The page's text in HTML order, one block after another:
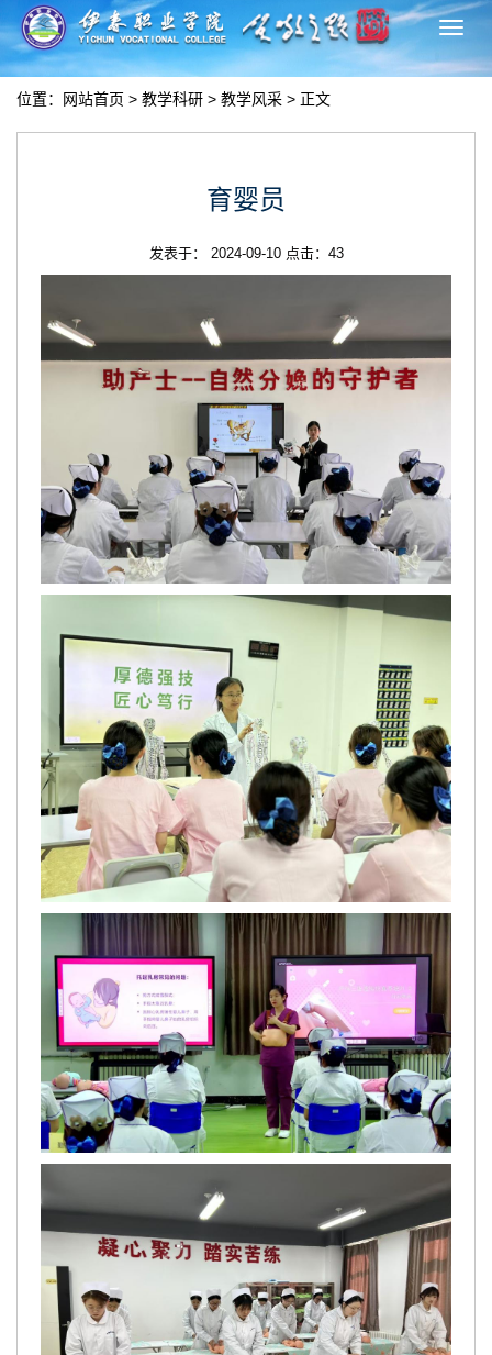
切
换
位置： 网站首页 > 教学科研 > 教学风采 > 正文
育婴员
发表于： 2024-09-10 点击： 43